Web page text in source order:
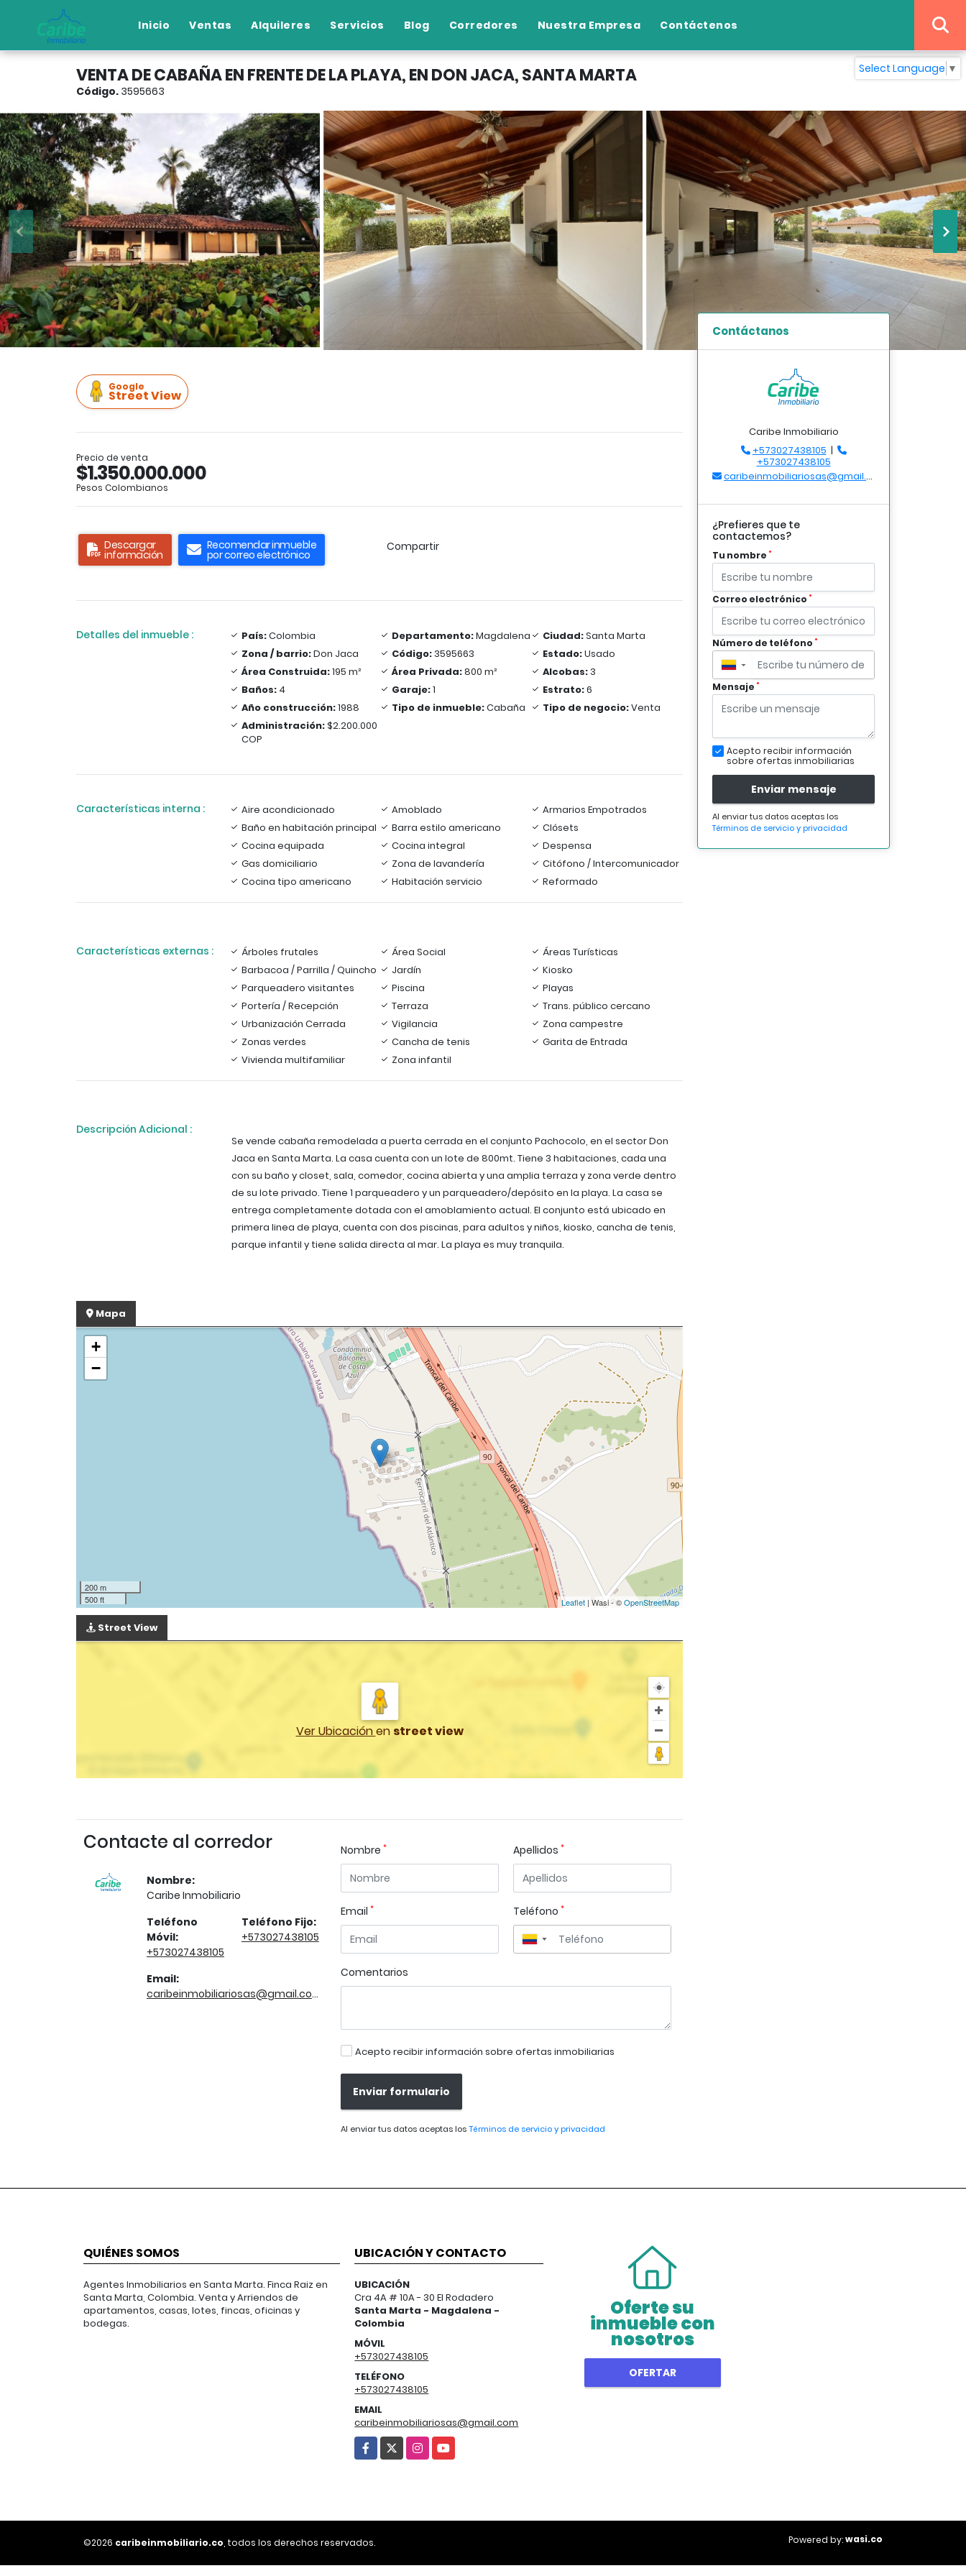
Inicio Ventas Alquileres Servicios Blog Corredores Nuestra Empresa Contáctenos
Select Language ▼
VENTA DE CABAÑA EN FRENTE DE LA PLAYA, EN DON JACA, SANTA MARTA
Código. 3595663
Google
Street View
Precio de venta
$1.350.000.000
Pesos Colombianos
Descargar
información
Recomendar inmueble
por correo electrónico
Compartir
Detalles del inmueble : País:Colombia Departamento:Magdalena Ciudad:Santa Marta
Zona / barrio:Don Jaca Código:3595663 Estado:Usado
Área Construida:195 m² Área Privada:800 m² Alcobas:3
Baños: 4 Garaje:1 Estrato:6
Año construcción:1988 Tipo de inmueble:Cabaña Tipo de negocio:Venta
Administración:$2.200.000
COP
Características interna : Aire acondicionado Amoblado
Armarios Empotrados
Baño en habitación principal
Barra estilo americano
Clósets
Cocina equipada
Cocina integral
Despensa
Gas domiciliario
Zona de lavandería
Citófono / Intercomunicador
Cocina tipo americano
Habitación servicio Reformado
Características externas : Árboles frutales Área Social
Áreas Turísticas
Barbacoa / Parrilla / Quincho
Jardín
Kiosko
Parqueadero visitantes
Piscina
Playas
Portería / Recepción
Terraza
Trans. público cercano
Urbanización Cerrada
Vigilancia
Zona campestre
Zonas verdes
Cancha de tenis
Garita de Entrada
Vivienda multifamiliar
Zona infantil
Descripción Adicional :
Se vende cabaña remodelada a puerta cerrada en el conjunto Pachocolo, en el sector Don
Jaca en Santa Marta. La casa cuenta con un lote de 800mt. Tiene 3 habitaciones, cada una
con su baño y closet, sala, comedor, cocina abierta y una amplia terraza y zona verde dentro
de su lote privado. Tiene 1 parqueadero y un parqueadero/depósito en la playa. La casa se
entrega completamente dotada con el amoblamiento actual. El conjunto está ubicado en
primera linea de playa, cuenta con dos piscinas, para adultos y niños, kiosko, cancha de tenis,
parque infantil y tiene salida directa al mar. La playa es muy tranquila.
Mapa
+
−
200 m
500 ft
Leaflet | Wasi - ©OpenStreetMap
Street View
Ver Ubicaciónen street view
Contacte al corredor
Nombre:
Caribe Inmobiliario
Teléfono
Móvil:
+573027438105
Teléfono Fijo:
+573027438105
Email:
caribeinmobiliariosas@gmail.com
Nombre * Apellidos *
Email * Teléfono *
▼
Comentarios
Acepto recibir información sobre ofertas inmobiliarias
Enviar formulario
Al enviar tus datos aceptas losTérminos de servicio y privacidad
Contáctanos
Caribe Inmobiliario
+573027438105 |
+573027438105
caribeinmobiliariosas@gmail.com
¿Prefieres que te
contactemos?
Tu nombre *
Correo electrónico *
Número de teléfono *
▼
Mensaje *
Acepto recibir información
sobre ofertas inmobiliarias
Enviar mensaje
Al enviar tus datos aceptas los
Términos de servicio y privacidad
QUIÉNES SOMOS
Agentes Inmobiliarios en Santa Marta. Finca Raiz en
Santa Marta, Colombia. Venta y Arriendos de
apartamentos, casas, lotes, fincas, oficinas y
bodegas.
UBICACIÓN Y CONTACTO
UBICACIÓN
Cra 4A # 10A - 30 El Rodadero
Santa Marta - Magdalena -
Colombia
MÓVIL
+573027438105
TELÉFONO
+573027438105
EMAIL
caribeinmobiliariosas@gmail.com
Facebook
InstagramYouTube
Oferte su
inmueble con
nosotros
OFERTAR
©2026 caribeinmobiliario.co , todos los derechos reservados. Powered by:wasi.co